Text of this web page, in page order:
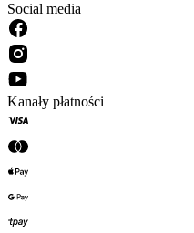
Social media
Kanały płatności